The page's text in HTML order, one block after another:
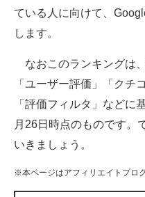
進化するPCとデバイスの未来
好きが集まる 比べて選べる
ビジネスと働き方のヒント
企業ITのトレンドを詳説
ている人に向けて、
します。
なおこのランキングは
「ユーザー評価」「クチ
「評価フィルタ」などに
月26日時点のものです。
いきましょう。
※本ページはアフィリエイトプロ